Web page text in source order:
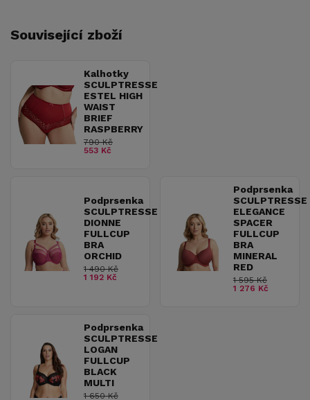
Související zboží
Kalhotky
SCULPTRESSE
ESTEL HIGH
WAIST
BRIEF
RASPBERRY
790 Kč
553 Kč
Podprsenka
SCULPTRESSE
DIONNE
FULLCUP
BRA
ORCHID
1 490 Kč
1 192 Kč
Podprsenka
SCULPTRESSE
ELEGANCE
SPACER
FULLCUP
BRA
MINERAL
RED
1 595 Kč
1 276 Kč
Podprsenka
SCULPTRESSE
LOGAN
FULLCUP
BLACK
MULTI
1 650 Kč